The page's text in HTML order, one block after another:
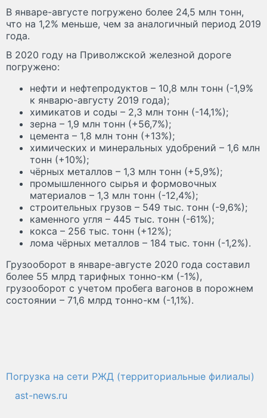
В январе-августе погружено более 24,5 млн тонн,
что на 1,2% меньше, чем за аналогичный период 2019
года.
В 2020 году на Приволжской железной дороге
погружено:
нефти и нефтепродуктов – 10,8 млн тонн (-1,9%
к январю-августу 2019 года);
химикатов и соды – 2,3 млн тонн (-14,1%);
зерна – 1,9 млн тонн (+56,7%);
цемента – 1,8 млн тонн (+13%);
химических и минеральных удобрений – 1,6 млн
тонн (+10%);
чёрных металлов – 1,3 млн тонн (+5,9%);
промышленного сырья и формовочных
материалов – 1,3 млн тонн (-12,4%);
строительных грузов – 549 тыс. тонн (-9,6%);
каменного угля – 445 тыс. тонн (-61%);
кокса – 256 тыс. тонн (+12%);
лома чёрных металлов – 184 тыс. тонн (-1,2%).
Грузооборот в январе-августе 2020 года составил
более 55 млрд тарифных тонно-км (-1%),
грузооборот с учетом пробега вагонов в порожнем
состоянии – 71,6 млрд тонно-км (-1,1%).
Погрузка на сети РЖД (территориальные филиалы)
ast-news.ru